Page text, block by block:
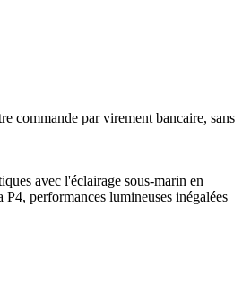
commande par virement bancaire, sans
avec l'éclairage sous-marin en
performances lumineuses inégalées